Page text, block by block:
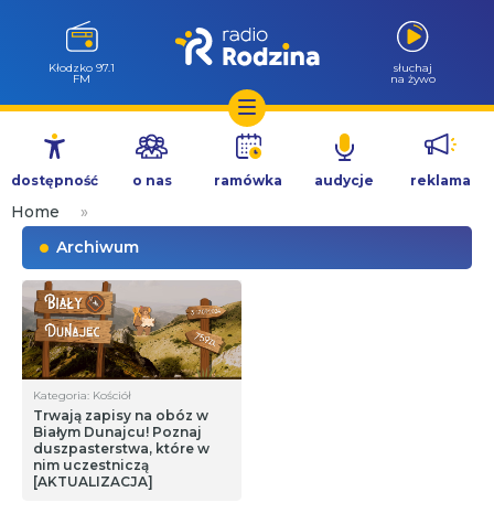
Przejdź
treści
Kłodzko 97.1
FM
słuchaj
na żywo
dostępność o nas ramówka audycje reklama
Home
»
Archiwum
Kategoria: Kościół
Trwają zapisy na obóz w
Białym Dunajcu! Poznaj
duszpasterstwa, które w
nim uczestniczą
[AKTUALIZACJA]